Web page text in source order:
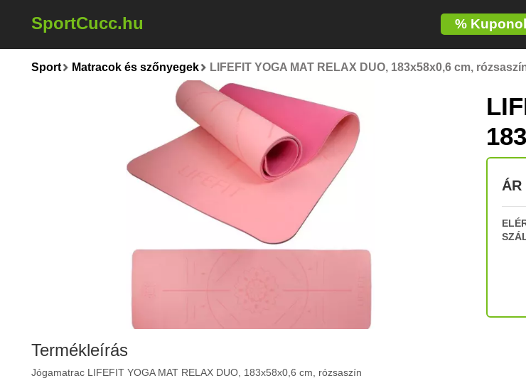
SportCucc.hu %
Sport Matracok és szőnyegek LIFEFIT YOGA MAT RELAX DUO, 183x58x0,6 cm,
ÁR
Termékleírás
Jógamatrac LIFEFIT YOGA MAT RELAX DUO, 183x58x0,6 cm, rózsaszín